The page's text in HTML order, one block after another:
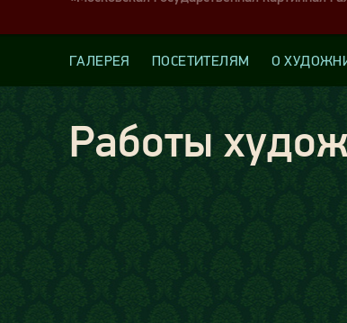
ГАЛЕРЕЯ ПОСЕТИТЕЛЯМ О
Работы